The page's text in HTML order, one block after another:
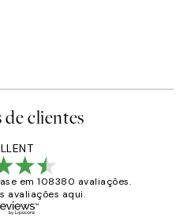
clientes
em 108380 avaliações.
avaliações aqui.